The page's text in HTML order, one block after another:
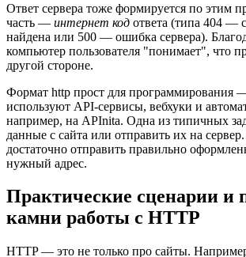
Ответ сервера тоже формируется по этим
часть — интернет код ответа (типа 404 —
найдена или 500 — ошибка сервера).
компьютер пользователя "понимает", что
другой стороне.
Формат http прост для программирования
используют API-сервисы, вебхуки и
например, на APInita. Одна из типичных
данные с сайта или отправить их на
достаточно отправить правильно
нужный адрес.
Практические сценарии и
камни работы с HTTP
HTTP — это не только про сайты.